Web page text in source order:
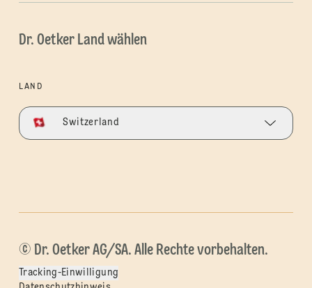
Dr. Oetker Land wählen
LAND
Switzerland
© Dr. Oetker AG/SA. Alle Rechte vorbehalten.
Tracking-Einwilligung